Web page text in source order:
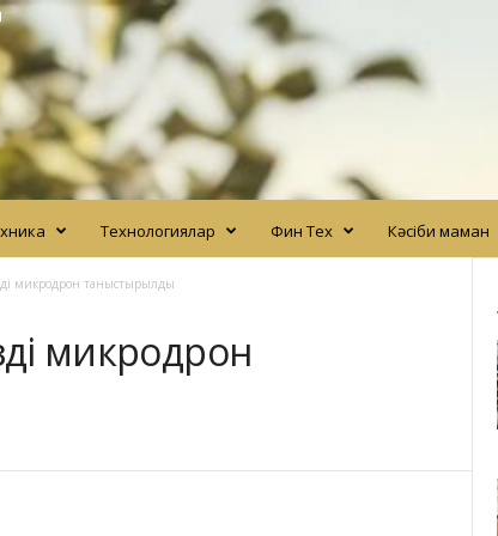
Технологиялар Фин Тех Кәсіби маман
микродрон таныстырылды
микродрон